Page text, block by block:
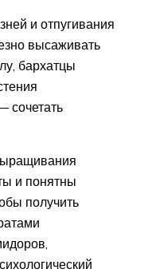
и отпугивания
высаживать
бархатцы
сочетать
и понятны
получить